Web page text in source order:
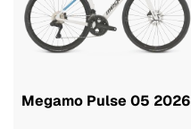
Megamo Pulse 05 2026